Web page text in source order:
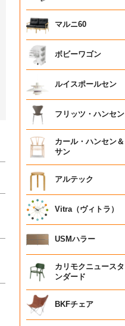
マルニ60
ボビーワゴン
ルイスポールセン
フリッツ・ハンセン
カール・ハンセン＆
サン
アルテック
Vitra（ヴィトラ）
USMハラー
カリモクニュースタ
ンダード
BKFチェア